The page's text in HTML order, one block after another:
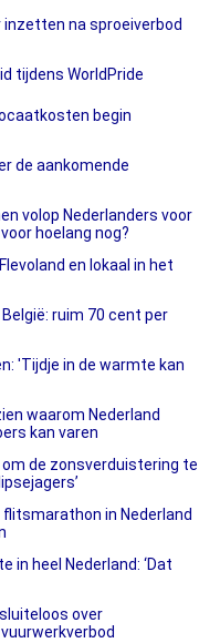
na sproeiverbod
tijdens WorldPride
begin
de aankomende
volop Nederlanders voor
hoelang nog?
en lokaal in het
ruim 70 cent per
'Tijdje in de warmte kan
waarom Nederland
kan varen
om de zonsverduistering te
in Nederland
in heel Nederland: ‘Dat
over